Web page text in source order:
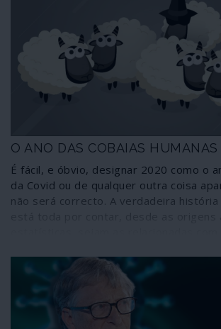
agricultura impostas recentemente na
governo fascista de Narendra Modi
quadro dessa agenda e, como pode
terramoto social que está a registar-se
disto augura algo de bom.
O ANO DAS COBAIAS HUMANAS
É fácil, e óbvio, designar 2020 como o
da Covid ou de qualquer outra coisa
não será correcto. A verdadeira história
base em testes que não foram criados
diagnósticos. Terá, portanto, de
até que se percebam todas as
de Covid-19 e respectivos efeitos
do mundo em que vivemos. E o mais